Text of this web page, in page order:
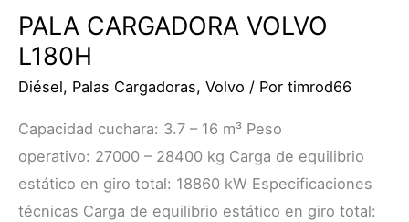
PALA CARGADORA VOLVO
L180H
Diésel, Palas Cargadoras, Volvo / Por timrod66
Capacidad cuchara: 3.7 – 16 m³ Peso
operativo: 27000 – 28400 kg Carga de equilibrio
estático en giro total: 18860 kW Especificaciones
técnicas Carga de equilibrio estático en giro total: